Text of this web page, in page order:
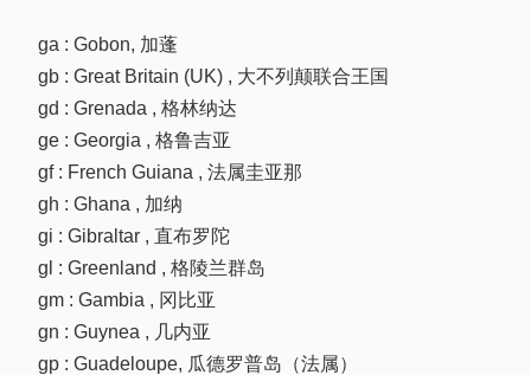
ga : Gobon, 加蓬
gb : Great Britain (UK) , 大不列颠联合王国
gd : Grenada , 格林纳达
ge : Georgia , 格鲁吉亚
gf : French Guiana , 法属圭亚那
gh : Ghana , 加纳
gi : Gibraltar , 直布罗陀
gl : Greenland , 格陵兰群岛
gm : Gambia , 冈比亚
gn : Guynea , 几内亚
gp : Guadeloupe, 瓜德罗普岛（法属）